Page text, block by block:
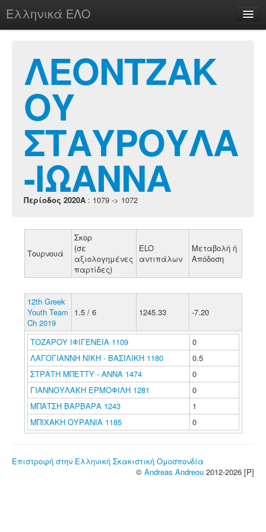
Ελληνικά ΕΛΟ
chesstu.be @ discord
Login
ΛΕΟΝΤΖΑΚ
ΟΥ
ΣΤΑΥΡΟΥΛΑ
-ΙΩΑΝΝΑ
Περίοδος 2020A : 1079 -> 1072
Τουρνουά
Σκορ
(σε
αξιολογημένες
παρτίδες)
ELO
αντιπάλων
Μεταβολή ή
Απόδοση
12th Greek
Youth Team
Ch 2019
1.5 / 6 1245.33 -7.20
ΤΟΖΑΡΟΥ ΙΦΙΓΕΝΕΙΑ 1109
0
ΛΑΓΟΓΙΑΝΝΗ ΝΙΚΗ - ΒΑΣΙΛΙΚΗ 1180
0.5
ΣΤΡΑΤΗ ΜΠΕΤΤΥ - ΑΝΝΑ 1474
0
ΓΙΑΝΝΟΥΛΑΚΗ ΕΡΜΟΦΙΛΗ 1281
0
ΜΠΑΤΣΗ ΒΑΡΒΑΡΑ 1243
1
ΜΠΙΧΑΚΗ ΟΥΡΑΝΙΑ 1185
0
Επιστροφή στην Ελληνική Σκακιστική Ομοσπονδία
© Andreas Andreou 2012-2026 [P]